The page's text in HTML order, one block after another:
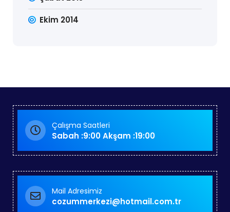
Ekim 2014
Çalışma Saatleri
Sabah :9:00 Akşam :19:00
Mail Adresimiz
cozummerkezi@hotmail.com.tr